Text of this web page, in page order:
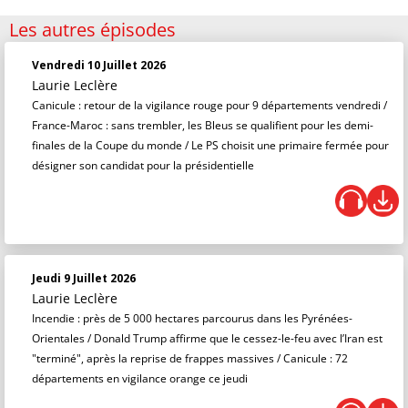
Les autres épisodes
Vendredi 10 Juillet 2026
Laurie Leclère
Canicule : retour de la vigilance rouge pour 9 départements vendredi /
France-Maroc : sans trembler, les Bleus se qualifient pour les demi-
finales de la Coupe du monde / Le PS choisit une primaire fermée pour
désigner son candidat pour la présidentielle
Jeudi 9 Juillet 2026
Laurie Leclère
Incendie : près de 5 000 hectares parcourus dans les Pyrénées-
Orientales / Donald Trump affirme que le cessez-le-feu avec l’Iran est
"terminé", après la reprise de frappes massives / Canicule : 72
départements en vigilance orange ce jeudi